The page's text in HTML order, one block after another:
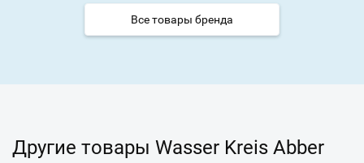
Все товары бренда
Другие товары Wasser Kreis Abber